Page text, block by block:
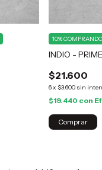
INDIO -
$21.600
6x $3.600 sin
10%
$19.440 con
Comprar